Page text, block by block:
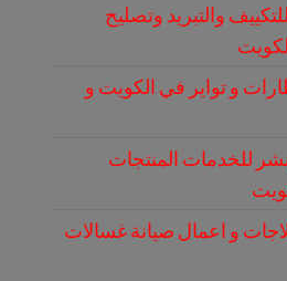
والتبريد وتصليح
و تواير في الكويت و
للخدمات المنتجات
و اعمال صيانة غسالات